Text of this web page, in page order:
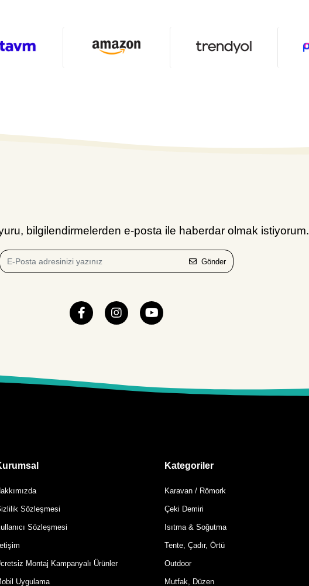
bilgilendirmelerden e-posta ile haberdar olmak istiyorum.
Gönder
Sözleşmesi
Sözleşmesi
İletişim
Montaj Kampanyalı Ürünler
Uygulama
Kategoriler
Karavan / Römork
Çeki Demiri
Isıtma & Soğutma
Tente, Çadır, Örtü
Outdoor
Mutfak, Düzen